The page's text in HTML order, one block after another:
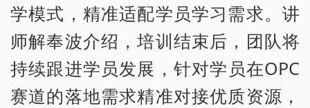
学模式，精准适配学员学习需求。讲
师解奉波介绍，培训结束后，团队将
持续跟进学员发展，针对学员在OPC
赛道的落地需求精准对接优质资源，